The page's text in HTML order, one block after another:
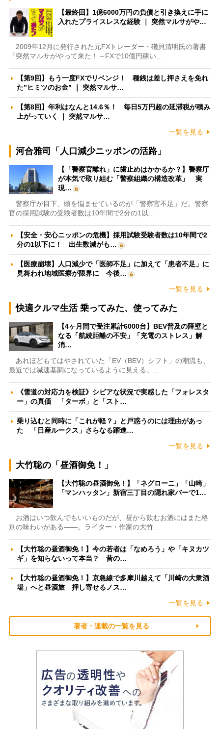
【最終回】1億6000万円の負債と引き換えに手に
入れたプライスレスな経験 ｜ 突然マルサがや…
2009年12月に発行された元FXトレーダー・磯貝清明氏の著書
『突然マルサがやって来た！～FXで10億円稼い…
【第9回】もう一度FXでリベンジ！ 種銭は差し押さえを免れ
た”ヒミツのお金” ｜ 突然マルサ…
【第8回】年利はなんと14.6％！ 毎日5万円超の延滞税が積み
上がっていく ｜ 突然マルサ…
一覧を見る
河合雅司「人口減少ニッポンの活路」
【「警察官離れ」に歯止めはかかるか？】警察庁
が本気で取り組む「警察組織の構造改革」 実
現…
警察庁が目下、頭を悩ませているのが「警察官不足」だ。警察
官の採用試験の受験者数は10年間で2分の1以…
【安全・安心ニッポンの危機】採用試験受験者数は10年間で2
分の1以下に！ 出生数減がも…
【医療崩壊】人口減少で「医師不足」に加えて「患者不足」に
見舞われ地域医療が限界に 今後…
一覧を見る
快適クルマ生活 乗ってみた、使ってみた
【4ヶ月間で受注累計6000台】BEV普及の障壁と
なる「航続距離の不安」「充電のストレス」解
消…
あれほどもてはやされていた「EV（BEV）シフト」の潮流も、
最近では減速基調になっているように見える。…
《雪道の対応力を検証》シビアな状況で実感した「フォレスタ
ー」の真価 「ターボ」と「スト…
乗り込むと同時に「これが軽？」と戸惑うのには理由があっ
た 「日産ルークス」さらなる躍進…
一覧を見る
大竹聡の「昼酒御免！」
【大竹聡の昼酒御免！】「ネグローニ」「山崎」
「マンハッタン」新宿三丁目の隠れ家バーで1…
お酒はいつ飲んでもいいものだが、昼から飲むお酒にはまた格
別の味わいがある――。ライター・作家の大竹…
【大竹聡の昼酒御免！】今の若者は「なめろう」や「キヌカツ
ギ」を知らないって本当？ 昔の…
【大竹聡の昼酒御免！】京急線で多摩川越えて「川崎の大衆酒
場」へと昼酒旅 押し寄せるノス…
一覧を見る
著者・連載の一覧を見る